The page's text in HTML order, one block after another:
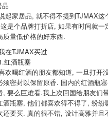
品
家居品, 就不得不提到TJMAX这
是个品牌打折店, 如果有时间就一
质量低价格的好东西.
TJMAX买过
酒瓶塞
喝红酒的朋友都知道, 一旦打开
须密封以保留原香. 国内的红酒瓶
, 要么巨难看.我上次回国给朋友们
酒瓶塞, 他们都喜欢得不得了, 纷纷
还要买. 真的很不错, 设计高雅并且